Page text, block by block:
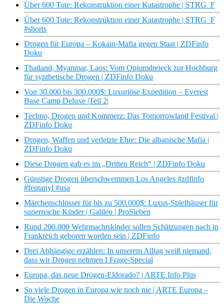
Über 600 Tote: Rekonstruktion einer Katastrophe | STRG_F
Über 600 Tote: Rekonstruktion einer Katastrophe | STRG_F
#shorts
Drogen für Europa – Kokain-Mafia gegen Staat | ZDFinfo
Doku
Thailand, Myanmar, Laos: Vom Opiumdreieck zur Hochburg
für synthetische Drogen | ZDFinfo Doku
Von 30.000 bis 300.000$: Luxuriöse Expedition – Everest
Base Camp Deluxe |Teil 2|
Techno, Drogen und Kommerz: Das Tomorrowland Festival |
ZDFinfo Doku
Drogen, Waffen und verletzte Ehre: Die albanische Mafia |
ZDFinfo Doku
Diese Drogen gab es im „Dritten Reich“ | ZDFinfo Doku
Günstige Drogen überschwemmen Los Angeles #zdfinfo
#fentanyl #usa
Märchenschlösser für bis zu 500.000$: Luxus-Spielhäuser für
superreiche Kinder | Galileo | ProSieben
Rund 200.000 Wehrmachtskinder sollen Schätzungen nach in
Frankreich geboren worden sein | ZDFinfo
Drei Abhängige erzählen: In unserem Alltag weiß niemand,
dass wir Drogen nehmen I Frage-Special
Europa, das neue Drogen-Eldorado? | ARTE Info Plus
So viele Drogen in Europa wie noch nie | ARTE Europa –
Die Woche